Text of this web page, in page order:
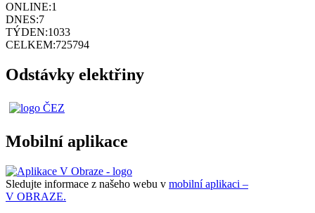
ONLINE:1
DNES:7
TÝDEN:1033
CELKEM:725794
Odstávky elektřiny
Mobilní aplikace
Sledujte informace z našeho webu v mobilní aplikaci –
V OBRAZE.